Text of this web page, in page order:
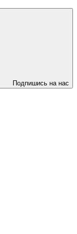
Подпишись на нас